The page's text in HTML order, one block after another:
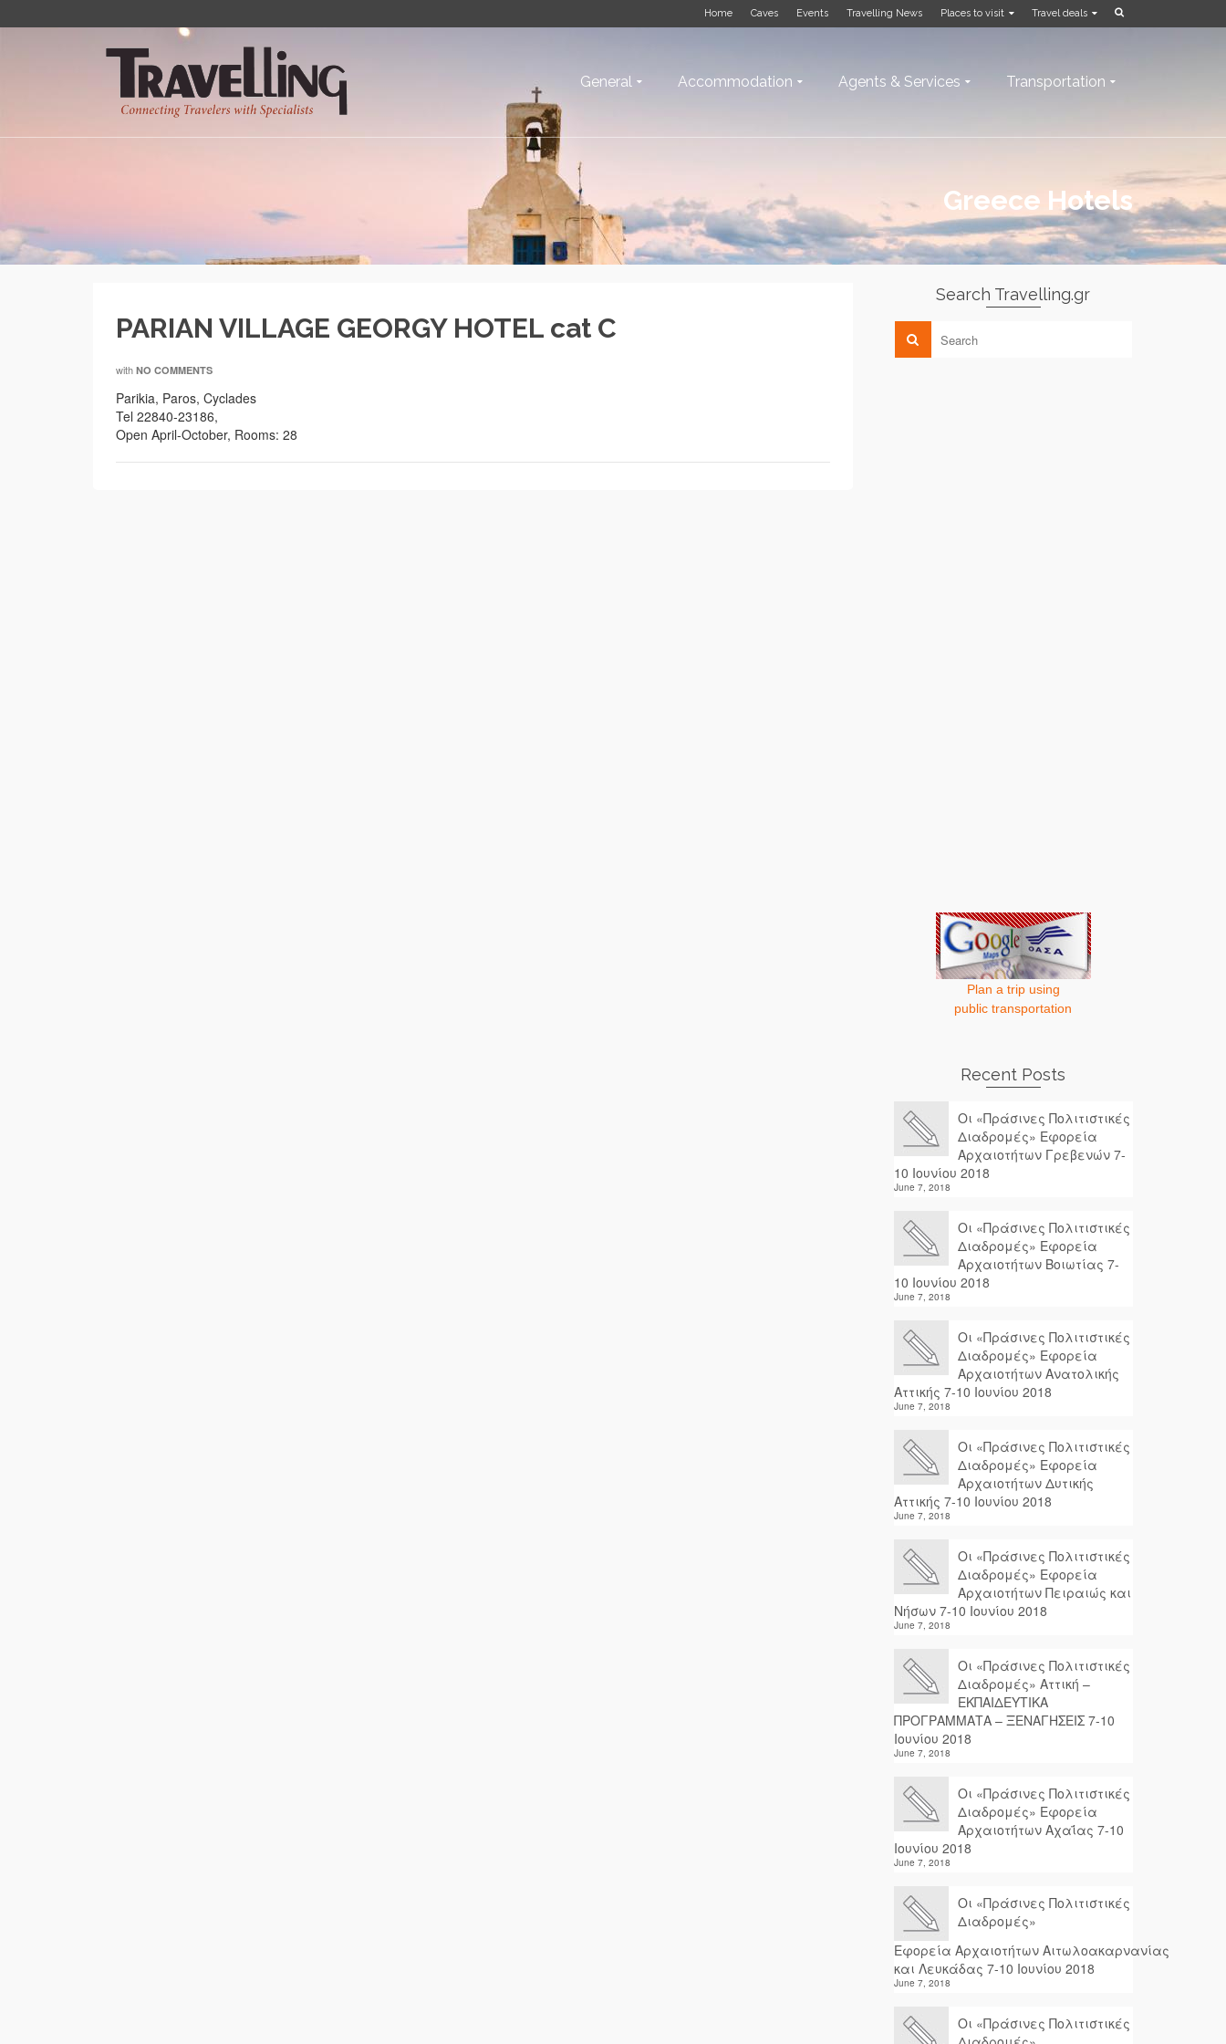
Home Caves Events Travelling News Places to visit Travel deals
General Accommodation Agents & Services Transportation
Greece Hotels
PARIAN VILLAGE GEORGY HOTEL cat C
with NO COMMENTS
Parikia, Paros, Cyclades
Tel 22840-23186,
Open April-October, Rooms: 28
Search Travelling.gr
Plan a trip using
public transportation
Recent Posts
Οι «Πράσινες Πολιτιστικές
Διαδρομές» Εφορεία
Αρχαιοτήτων Γρεβενών 7-
10 Ιουνίου 2018
June 7, 2018
Οι «Πράσινες Πολιτιστικές
Διαδρομές» Εφορεία
Αρχαιοτήτων Βοιωτίας 7-
10 Ιουνίου 2018
June 7, 2018
Οι «Πράσινες Πολιτιστικές
Διαδρομές» Εφορεία
Αρχαιοτήτων Ανατολικής
Αττικής 7-10 Ιουνίου 2018
June 7, 2018
Οι «Πράσινες Πολιτιστικές
Διαδρομές» Εφορεία
Αρχαιοτήτων Δυτικής
Αττικής 7-10 Ιουνίου 2018
June 7, 2018
Οι «Πράσινες Πολιτιστικές
Διαδρομές» Εφορεία
Αρχαιοτήτων Πειραιώς και
Νήσων 7-10 Ιουνίου 2018
June 7, 2018
Οι «Πράσινες Πολιτιστικές
Διαδρομές» Αττική –
ΕΚΠΑΙΔΕΥΤΙΚΑ
ΠΡΟΓΡΑΜΜΑΤΑ – ΞΕΝΑΓΗΣΕΙΣ 7-10
Ιουνίου 2018
June 7, 2018
Οι «Πράσινες Πολιτιστικές
Διαδρομές» Εφορεία
Αρχαιοτήτων Αχαΐας 7-10
Ιουνίου 2018
June 7, 2018
Οι «Πράσινες Πολιτιστικές
Διαδρομές»
Εφορεία Αρχαιοτήτων Αιτωλοακαρνανίας
και Λευκάδας 7-10 Ιουνίου 2018
June 7, 2018
Οι «Πράσινες Πολιτιστικές